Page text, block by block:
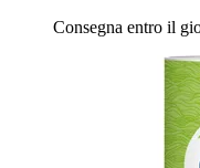
Consegna entro il